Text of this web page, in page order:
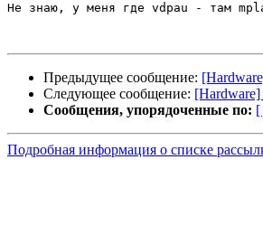
Не знаю, у меня где vdpau - там
Предыдущее сообщение:
Следующее сообщение:
Сообщения, упорядоченные по: [
Подробная информация о списке